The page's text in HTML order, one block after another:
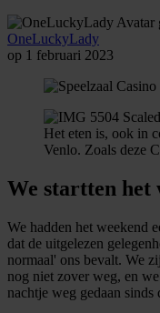
OneLuckyLady
op 1 februari 2023
Het eten is, ook in
Venlo. Zoals deze
We startten het
We hadden het weekend
dat de uitgelezen
normaal' ons bevalt. We
nog niet zover weg, en
nachtje weg gedaan sinds